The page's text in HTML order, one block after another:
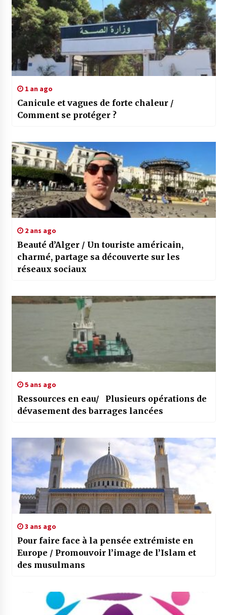
1 an ago
Canicule et vagues de forte chaleur /
Comment se protéger ?
2 ans ago
Beauté d’Alger / Un touriste américain,
charmé, partage sa découverte sur les
réseaux sociaux
5 ans ago
Ressources en eau/ Plusieurs opérations de
3 ans ago
Pour faire face à la pensée extrémiste en
Europe / Promouvoir l’image de l’Islam et
des musulmans